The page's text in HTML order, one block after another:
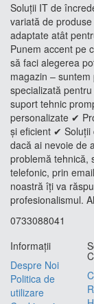
Soluții IT de
variată de
adaptate atât
Punem accent pe
să faci alegerea
magazin –
specializată
suport tehnic
personalizate ✔
și eficient ✔ Soluții
dacă ai nevoie de
problemă tehnică,
telefonic, prin
noastră îți va
profesionalismul.
0733088041
Informaţii
Despre Noi
Politica de
utilizare